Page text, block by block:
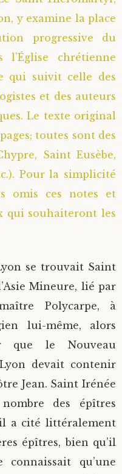
(Pospelov)
y examine la place
progressive du
l’Église chrétienne
qui suivit celle des
et des auteurs
Le texte original
toutes sont des
Saint Eusèbe,
Pour la simplicité
omis ces notes et
qui souhaiteront les
se trouvait Saint
Mineure, lié par
Polycarpe, à
lui-même, alors
que le Nouveau
devait contenir
Jean. Saint Irénée
des épîtres
a cité littéralement
épîtres, bien qu’il
connaissait qu’une